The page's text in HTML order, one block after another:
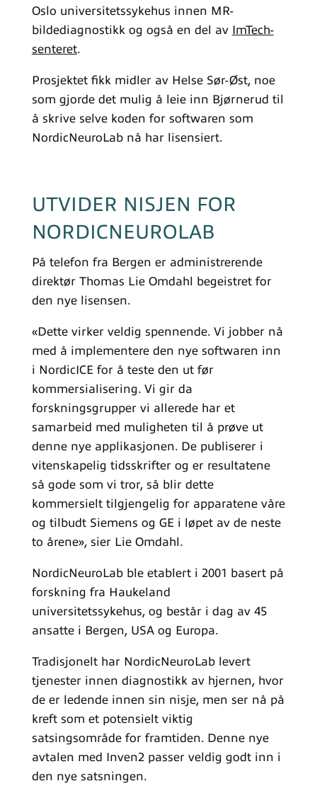
Oslo universitetssykehus innen MR-
bildediagnostikk og også en del av ImTech-
senteret.
Prosjektet fikk midler av Helse Sør-Øst, noe
som gjorde det mulig å leie inn Bjørnerud til
å skrive selve koden for softwaren som
NordicNeuroLab nå har lisensiert.
UTVIDER NISJEN FOR
NORDICNEUROLAB
På telefon fra Bergen er administrerende
direktør Thomas Lie Omdahl begeistret for
den nye lisensen.
«Dette virker veldig spennende. Vi jobber nå
med å implementere den nye softwaren inn
i NordicICE for å teste den ut før
kommersialisering. Vi gir da
forskningsgrupper vi allerede har et
samarbeid med muligheten til å prøve ut
denne nye applikasjonen. De publiserer i
vitenskapelig tidsskrifter og er resultatene
så gode som vi tror, så blir dette
kommersielt tilgjengelig for apparatene våre
og tilbudt Siemens og GE i løpet av de neste
to årene», sier Lie Omdahl.
NordicNeuroLab ble etablert i 2001 basert på
forskning fra Haukeland
universitetssykehus, og består i dag av 45
ansatte i Bergen, USA og Europa.
Tradisjonelt har NordicNeuroLab levert
tjenester innen diagnostikk av hjernen, hvor
de er ledende innen sin nisje, men ser nå på
kreft som et potensielt viktig
satsingsområde for framtiden. Denne nye
avtalen med Inven2 passer veldig godt inn i
den nye satsningen.